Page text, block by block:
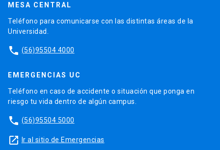
MESA CENTRAL
Teléfono para comunicarse con las distintas áreas de la
Universidad.
phone (56)95504 4000
EMERGENCIAS UC
Teléfono en caso de accidente o situación que ponga en
riesgo tu vida dentro de algún campus.
phone (56)95504 5000
launch Ir al sitio de Emergencias